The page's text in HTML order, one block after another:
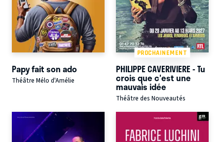
Papy fait son ado
Théâtre Mélo d'Amélie
PROCHAINEMENT
PHILIPPE CAVERIVIERE - Tu
crois que c'est une
mauvais idée
Théâtre des Nouveautés